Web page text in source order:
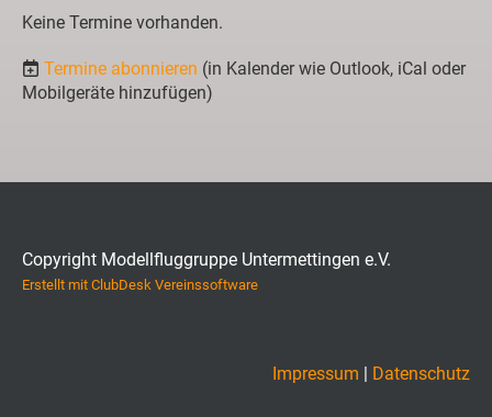
Keine Termine vorhanden.
Termine abonnieren (in Kalender wie Outlook, iCal oder
Mobilgeräte hinzufügen)
Copyright Modellfluggruppe Untermettingen e.V.
Erstellt mit ClubDesk Vereinssoftware
Impressum Datenschutz